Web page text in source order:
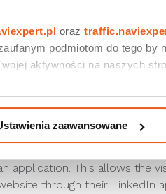
oraz
podmiotom do tego
aktywności na naszych
zaawansowane
websites that use said
cookie is used to
bots. This is beneficial for
in order to detect spam
security.
application. This allows the
through their LinkedIn